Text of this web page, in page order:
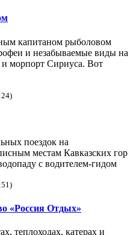
капитаном рыболовом
и незабываемые виды на
и морпорт Сириуса. Вот
поездок на
местам Кавказских гор
с водителем-гидом
«Россия Отдых»
теплоходах, катерах и